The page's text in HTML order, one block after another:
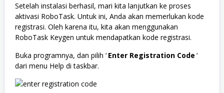
Setelah instalasi berhasil, mari kita lanjutkan ke proses
aktivasi RoboTask. Untuk ini, Anda akan memerlukan kode
registrasi. Oleh karena itu, kita akan menggunakan
RoboTask Keygen untuk mendapatkan kode registrasi.
Buka programnya, dan pilih ‘ Enter Registration Code ‘
dari menu Help di taskbar.